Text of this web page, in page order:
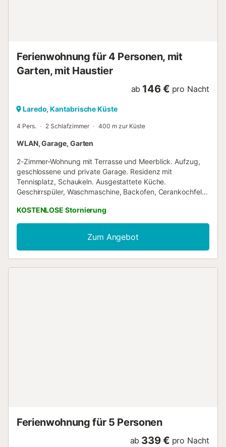
Ferienwohnung für 4 Personen, mit
Garten, mit Haustier
ab 146 € pro Nacht
Laredo, Kantabrische Küste
4 Pers. 2 Schlafzimmer 400 m zur Küste
WLAN, Garage, Garten
2-Zimmer-Wohnung mit Terrasse und Meerblick. Aufzug,
geschlossene und private Garage. Residenz mit
Tennisplatz, Schaukeln. Ausgestattete Küche.
Geschirrspüler, Waschmaschine, Backofen, Cerankochfeld,
Ein Zimmer verfügt über ein 1,50-Bett (2 Personen), einen
großen Schrank, einen Schminktisch und verstellbare
Lichter mit Meerblick. Das andere Zimmer verfügt über ein
ausziehbares Bett mit 2 Betten, eine Kommode und einen
kleinen Kleiderschrank sowie Meerblick. Am Eingang
KOSTENLOSE Stornierung
Zum Angebot
Ferienwohnung für 5 Personen
ab 339 € pro Nacht